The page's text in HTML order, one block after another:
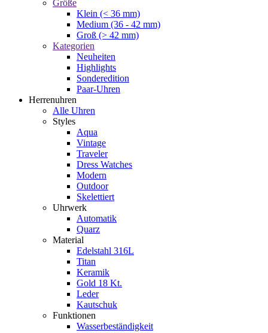
Größe
Klein (< 36 mm)
Medium (36 - 42 mm)
Groß (> 42 mm)
Kategorien
Neuheiten
Highlights
Sonderedition
Paar-Uhren
Herrenuhren
Alle Uhren
Styles
Aqua
Vintage
Traveler
Dress Watches
Modern
Outdoor
Skelettiert
Uhrwerk
Automatik
Quarz
Material
Edelstahl 316L
Titan
Keramik
Gold 18 Kt.
Leder
Kautschuk
Funktionen
Wasserbeständigkeit